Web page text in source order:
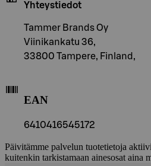
Yhteystiedot
Tammer Brands Oy
Viinikankatu 36,
33800 Tampere, Finland,
EAN
6410416545172
Päivitämme palvelun tuotetietoja
kuitenkin tarkistamaan ainesosat aina